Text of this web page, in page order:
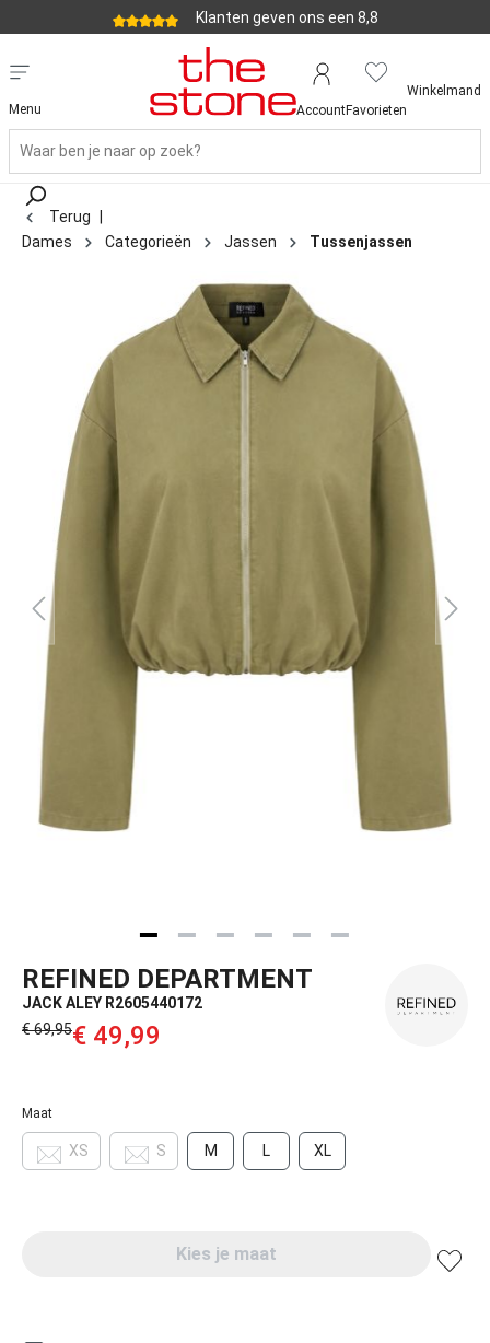
Klanten geven ons een 8,8
Menu AccountFavorieten
Winkelmand
Terug
Dames
Categorieën Jassen Tussenjassen
REFINED DEPARTMENT
JACK ALEY R2605440172
€ 69,95‌€ 49,99‌
Maat
XS S M L XL
Kies je maat